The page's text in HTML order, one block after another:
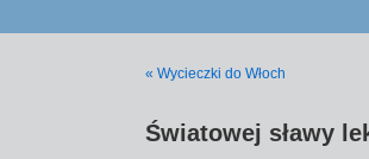
« Wycieczki do Włoch
Światowej sławy